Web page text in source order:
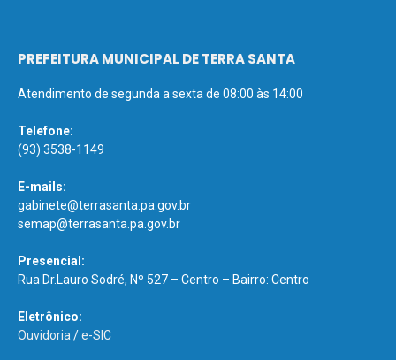
PREFEITURA MUNICIPAL DE TERRA SANTA
Atendimento de segunda a sexta de 08:00 às 14:00
Telefone:
(93) 3538-1149
E-mails:
gabinete@terrasanta.pa.gov.br
semap@terrasanta.pa.gov.br
Presencial:
Rua Dr.Lauro Sodré, Nº 527 – Centro – Bairro: Centro
Eletrônico:
Ouvidoria /e-SIC